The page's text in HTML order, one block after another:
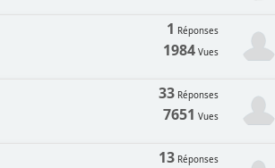
1 Réponses
1984Vues
33Réponses
7651 Vues
13Réponses